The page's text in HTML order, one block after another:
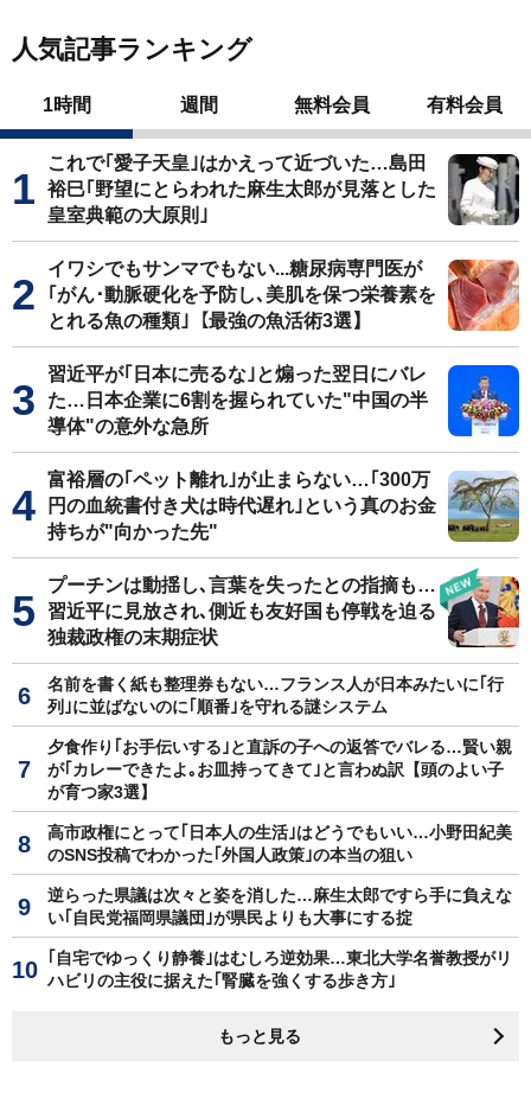
人気記事ランキング
1時間 週間 無料会員 有料会員
これで｢愛子天皇｣はかえって近づいた…島田
裕巳｢野望にとらわれた麻生太郎が見落とした
皇室典範の大原則｣
イワシでもサンマでもない...糖尿病専門医が
｢がん･動脈硬化を予防し､美肌を保つ栄養素を
とれる魚の種類｣【最強の魚活術3選】
習近平が｢日本に売るな｣と煽った翌日にバレ
た…日本企業に6割を握られていた"中国の半
導体"の意外な急所
富裕層の｢ペット離れ｣が止まらない…｢300万
円の血統書付き犬は時代遅れ｣という真のお金
持ちが"向かった先"
プーチンは動揺し､言葉を失ったとの指摘も…
習近平に見放され､側近も友好国も停戦を迫る
独裁政権の末期症状
名前を書く紙も整理券もない…フランス人が日本みたいに｢行
列｣に並ばないのに｢順番｣を守れる謎システム
夕食作り｢お手伝いする｣と直訴の子への返答でバレる…賢い親
が｢カレーできたよ｡お皿持ってきて｣と言わぬ訳【頭のよい子
が育つ家3選】
高市政権にとって｢日本人の生活｣はどうでもいい…小野田紀美
のSNS投稿でわかった｢外国人政策｣の本当の狙い
逆らった県議は次々と姿を消した…麻生太郎ですら手に負えな
い｢自民党福岡県議団｣が県民よりも大事にする掟
｢自宅でゆっくり静養｣はむしろ逆効果…東北大学名誉教授がリ
ハビリの主役に据えた｢腎臓を強くする歩き方｣
もっと見る